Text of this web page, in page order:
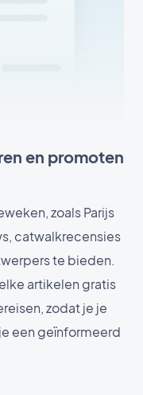
en promoten
zoals Parijs
catwalkrecensies
te bieden.
artikelen gratis
zodat je je
een geïnformeerd